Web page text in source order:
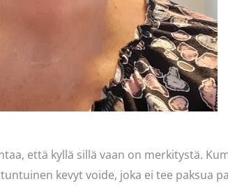
että kyllä sillä vaan on merkitystä.
kevyt voide, joka ei tee paksua